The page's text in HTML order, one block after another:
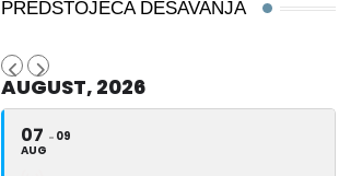
PREDSTOJEĆA DEŠAVANJA
AUGUST, 2026
07
AUG
09